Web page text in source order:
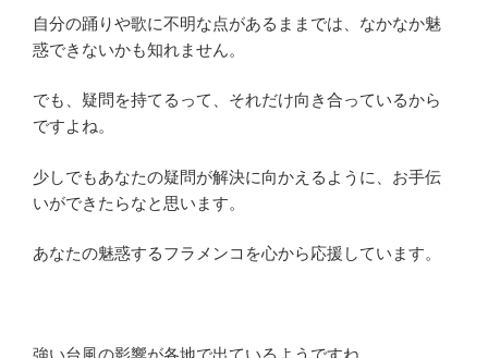
自分の踊りや歌に不明な点があるままでは、なかなか魅
惑できないかも知れません。
でも、疑問を持てるって、それだけ向き合っているから
ですよね。
少しでもあなたの疑問が解決に向かえるように、お手伝
いができたらなと思います。
あなたの魅惑するフラメンコを心から応援しています。